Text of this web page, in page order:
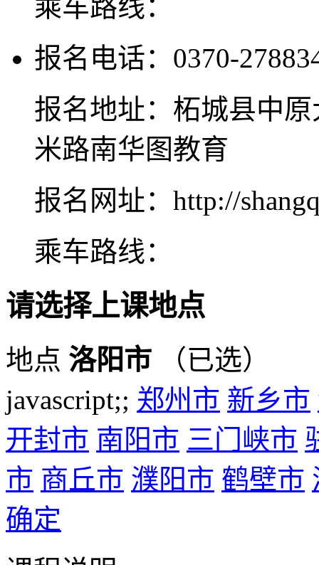
乘车路线：
报名电话：0370-
报名地址：柘城县中
米路南华图教育
报名网址：http://
乘车路线：
请选择上课地点
地点 洛阳市 （已选）
javascript;; 郑州市 新乡市
开封市 南阳市 三门峡市
市 商丘市 濮阳市 鹤壁市
确定